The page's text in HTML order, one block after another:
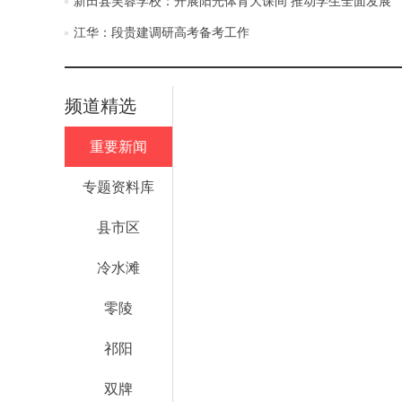
江华：段贵建调研高考备考工作
频道精选
重要新闻
专题资料库
县市区
冷水滩
零陵
祁阳
双牌